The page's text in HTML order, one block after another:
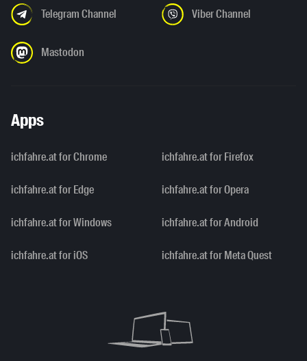
Telegram Channel Viber Channel
Mastodon
Apps
ichfahre.at for Chrome ichfahre.at for Firefox
ichfahre.at for Edge ichfahre.at for Opera
ichfahre.at for Windows ichfahre.at for Android
ichfahre.at for iOS ichfahre.at for Meta Quest